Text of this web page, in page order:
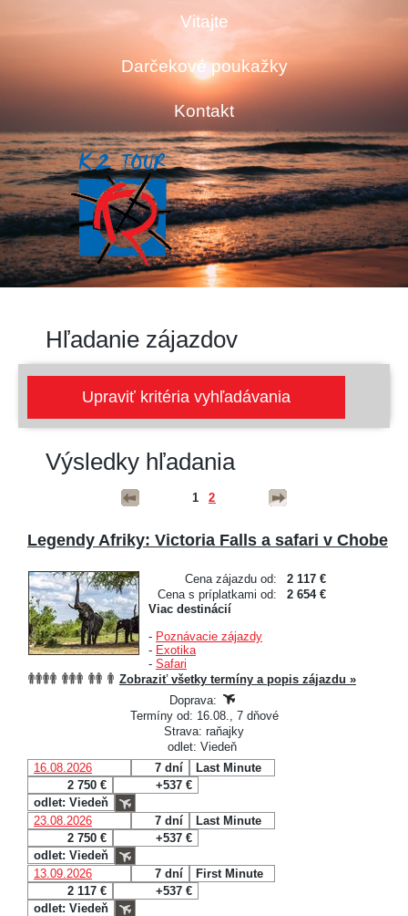
Vitajte
Darčekové poukažky
Kontakt
Hľadanie zájazdov
Výsledky hľadania
1 2
Legendy Afriky: Victoria Falls a safari v Chobe
Cena zájazdu od:
2 117 €
Cena s príplatkami od:
2 654 €
Viac destinácií
- Poznávacie zájazdy
- Exotika
- Safari
Zobraziť všetky termíny a popis zájazdu »
Doprava:
Termíny od: 16.08., 7 dňové
Strava: raňajky
odlet: Viedeň
16.08.2026
7 dní
Last Minute
2 750 €
+537 €
odlet: Viedeň
23.08.2026
7 dní
Last Minute
2 750 €
+537 €
odlet: Viedeň
13.09.2026
7 dní
First Minute
2 117 €
+537 €
odlet: Viedeň